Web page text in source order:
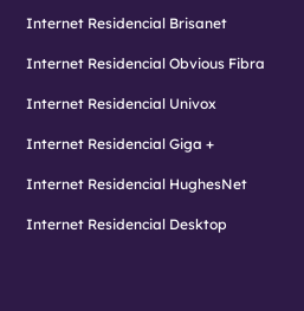
Internet Residencial Brisanet
Internet Residencial Obvious Fibra
Internet Residencial Univox
Internet Residencial Giga +
Internet Residencial HughesNet
Internet Residencial Desktop